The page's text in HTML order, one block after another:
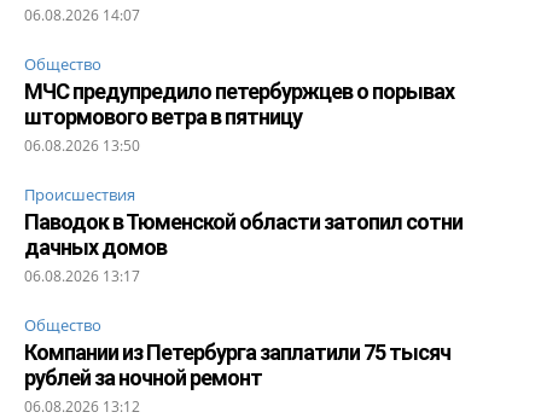
06.08.2026 14:07
Общество
МЧС предупредило петербуржцев о порывах
штормового ветра в пятницу
06.08.2026 13:50
Происшествия
Паводок в Тюменской области затопил сотни
дачных домов
06.08.2026 13:17
Общество
Компании из Петербурга заплатили 75 тысяч
рублей за ночной ремонт
06.08.2026 13:12